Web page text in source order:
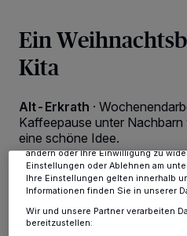
Ein
Kita
Alt-Erkrath ·
Kaffeepause unter
eine schöne Idee.
personenbezogene Daten wie
Kennungen auf Ihrem Gerät zu.
verarbeiten Daten, um Ihnen
Zwecke. Wenn Tracker deaktiviert
Anzeigen möglicherweise nicht mehr
dieses Menü jederzeit wieder
ändern oder Ihre Einwilligung zu
Einstellungen oder Ablehnen am
Ihre Einstellungen gelten innerhalb
Informationen finden Sie in unserer
Wir und unsere Partner verarbeiten
bereitzustellen: